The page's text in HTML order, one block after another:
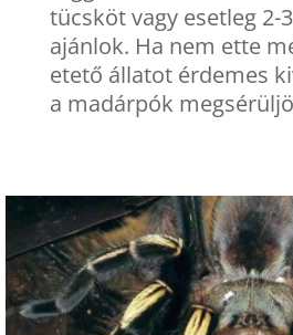
tücsköt vagy esetleg 2-
ajánlok. Ha nem ette
etető állatot érdemes
a madárpók